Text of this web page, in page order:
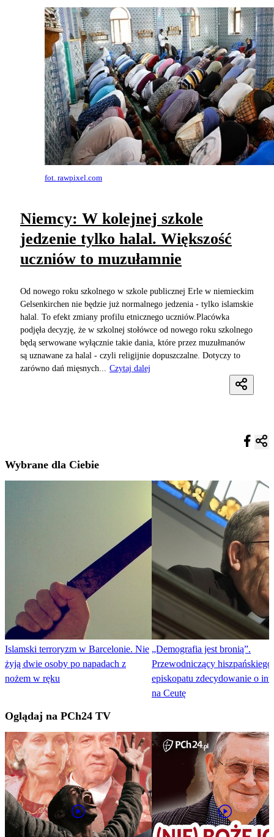
fot. rawpixel.com
Niemcy: W kolejnej szkole
jedzenie tylko halal. Większość
uczniów to muzułamnie
Od nowego roku szkolnego w szkole publicznej Erle w niemieckim
Gelsenkirchen nie będzie już normalnego jedzenia - tylko islamskie
halal. To efekt zmiany profilu etnicznego uczniów.Placówka
podjęła decyzję, że w szkolnej stołówce od nowego roku szkolnego
będą serwowane wyłącznie takie dania, które przez muzułmanów
są uznawane za halal - czyli religijnie dopuszczalne. Dotyczy to
zarówno dań mięsnych...
Czytaj dalej
Wybrane dla Ciebie
Islamski terroryzm w Barcelonie. Nie
żyją dwie osoby po napadach z
nożem w ręku
„Demografia jest bronią”.
Przewodniczący hiszpańskiego
episkopatu zdecydowanie o
na Ceutę
Oglądaj na PCh24 TV